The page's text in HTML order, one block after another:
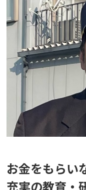
お金をもらい
充実の教育・